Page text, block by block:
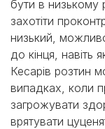
бути в низькому
захотіти
низький,
до кінця, навіть
Кесарів розтин
випадках, коли
загрожувати
врятувати